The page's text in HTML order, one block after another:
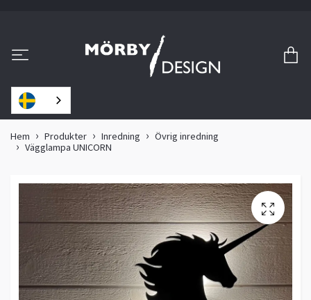
Hem Produkter Inredning
Övrig inredning
Vägglampa UNICORN